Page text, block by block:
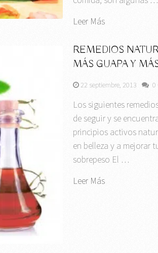
Leer Más
REMEDIOS
MÁS GUAPA Y
22 septiembre, 2013 0
Los siguientes
de seguir y se
principios activos
en belleza y a mejorar
sobrepeso El …
Leer Más